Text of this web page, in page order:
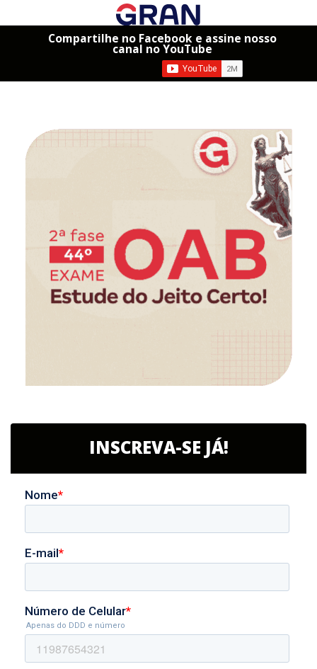
Compartilhe no Facebook e assine nosso
canal no YouTube
INSCREVA-SE JÁ!